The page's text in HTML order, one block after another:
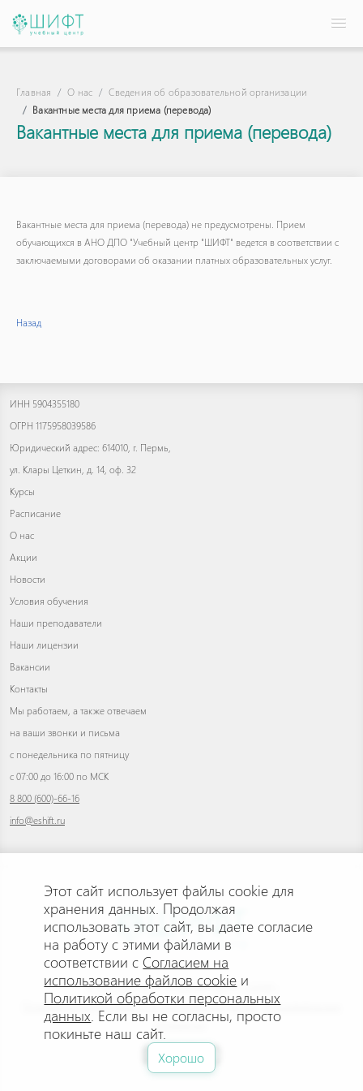
Главная О нас
Сведения об образовательной организации
Вакантные места для приема (перевода)
Вакантные места для приема (перевода)
Вакантные места для приема (перевода) не предусмотрены. Прием
обучающихся в АНО ДПО "Учебный центр "ШИФТ" ведется в соответствии с
заключаемыми договорами об оказании платных образовательных услуг.
Назад
ИНН 5904355180
ОГРН 1175958039586
Юридический адрес: 614010, г. Пермь,
ул. Клары Цеткин, д. 14, оф. 32
Курсы
Расписание
О нас
Акции
Новости
Условия обучения
Наши преподаватели
Наши лицензии
Вакансии
Контакты
Мы работаем, а также отвечаем
на ваши звонки и письма
с понедельника по пятницу
с 07:00 до 16:00 по МСК
8 800 (600)-66-16
info@eshift.ru
© 2026 АНО ДПО «УЧЕБНЫЙ ЦЕНТР «ШИФТ»
Политика конфиденциальности персональных данных.Пользовательское
соглашение.
Этот сайт использует файлы cookie для
хранения данных. Продолжая
использовать этот сайт, вы даете согласие
на работу с этими файлами в
соответствии с Согласием на
использование файлов cookie и
Политикой обработки персональных
данных. Если вы не согласны, просто
покиньте наш сайт.
Хорошо